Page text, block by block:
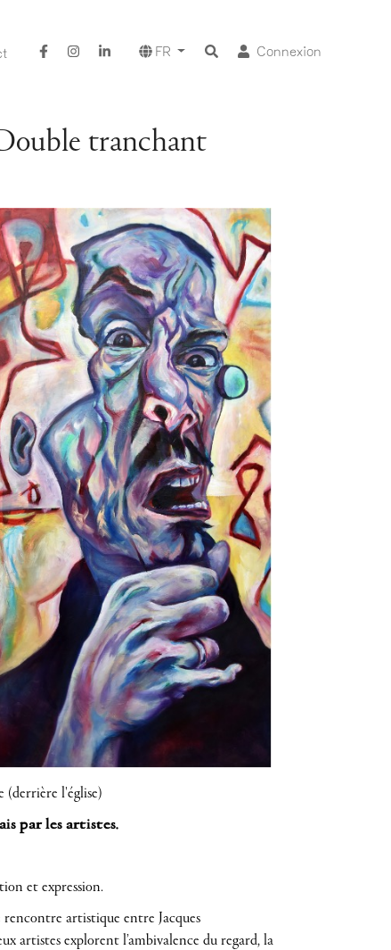
FR Connexion
tranchant
(derrière l'église)
par les artistes.
et expression.
rencontre artistique entre Jacques
artistes explorent l’ambivalence du regard, la